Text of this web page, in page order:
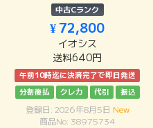
中古Cランク
¥ 72,800
イオシス
送料640円
午前10時迄に決済完了で即日発送
分割後払
クレカ 代引 振込
登録日: 2026年8月5日 New
商品No: 38975734